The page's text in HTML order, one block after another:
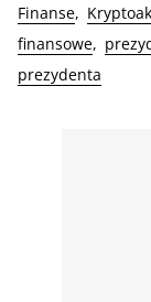
Finanse
finansowe
prezydenta